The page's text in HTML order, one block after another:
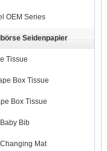
OEM Series
Seidenpapier
Tissue
Box Tissue
Box Tissue
Bib
Mat